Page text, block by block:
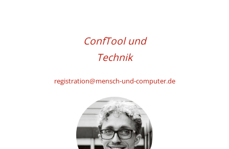
ConfTool und
Technik
registration@mensch-und-computer.de